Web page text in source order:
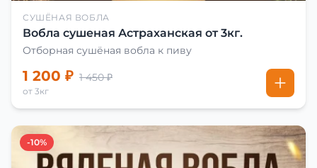
СУШЁНАЯ ВОБЛА
Вобла сушеная Астраханская от 3кг.
Отборная сушёная вобла к пиву
1 200 ₽ 1 450 ₽
от 3кг
-10%